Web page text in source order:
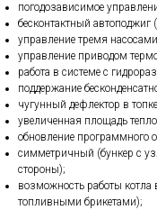
погодозависимое
бесконтактный автоподжиг
управление тремя
управление приводом
работа в системе с
поддержание
чугунный дефлектор в
увеличенная площадь
обновление программного
симметричный (бункер с
стороны);
возможность работы
топливными брикетами);